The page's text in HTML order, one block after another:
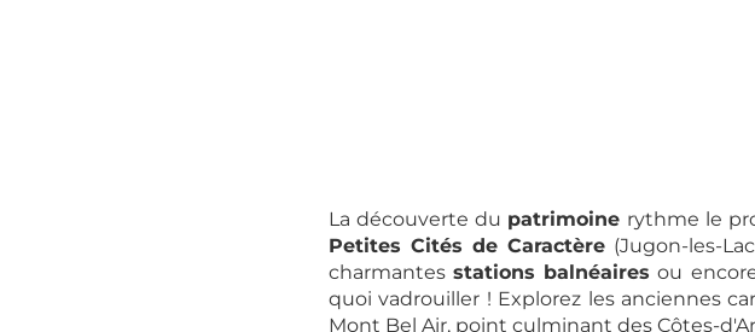
La découverte du patrimoine rythme le
Petites Cités de Caractère(Jugon-les-
charmantesstations balnéaires ou
quoi vadrouiller ! Explorez les anciennes
Mont Bel Air, point culminant des Côtes-